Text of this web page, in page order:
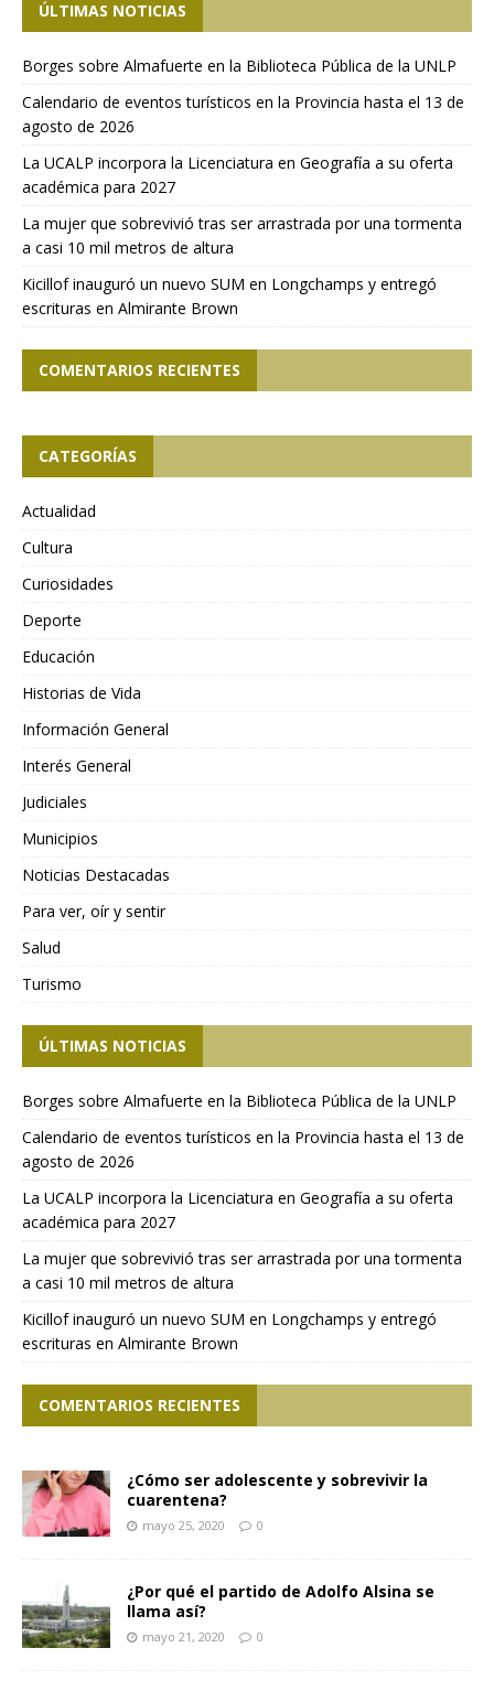
ÚLTIMAS NOTICIAS
Borges sobre Almafuerte en la Biblioteca Pública de la UNLP
Calendario de eventos turísticos en la Provincia hasta el 13 de
agosto de 2026
La UCALP incorpora la Licenciatura en Geografía a su oferta
académica para 2027
La mujer que sobrevivió tras ser arrastrada por una tormenta
a casi 10 mil metros de altura
Kicillof inauguró un nuevo SUM en Longchamps y entregó
escrituras en Almirante Brown
COMENTARIOS RECIENTES
CATEGORÍAS
Actualidad
Cultura
Curiosidades
Deporte
Educación
Historias de Vida
Información General
Interés General
Judiciales
Municipios
Noticias Destacadas
Para ver, oír y sentir
Salud
Turismo
ÚLTIMAS NOTICIAS
Borges sobre Almafuerte en la Biblioteca Pública de la UNLP
Calendario de eventos turísticos en la Provincia hasta el 13 de
agosto de 2026
La UCALP incorpora la Licenciatura en Geografía a su oferta
académica para 2027
La mujer que sobrevivió tras ser arrastrada por una tormenta
a casi 10 mil metros de altura
Kicillof inauguró un nuevo SUM en Longchamps y entregó
escrituras en Almirante Brown
COMENTARIOS RECIENTES
¿Cómo ser adolescente y sobrevivir la
cuarentena?
mayo 25, 2020 0
¿Por qué el partido de Adolfo Alsina se
llama así?
mayo 21, 2020 0